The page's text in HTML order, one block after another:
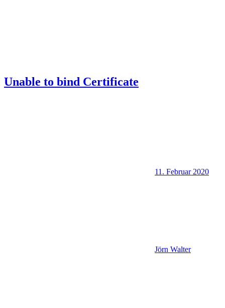
Unable to bind Certificate
11. Februar 2020
Jörn Walter